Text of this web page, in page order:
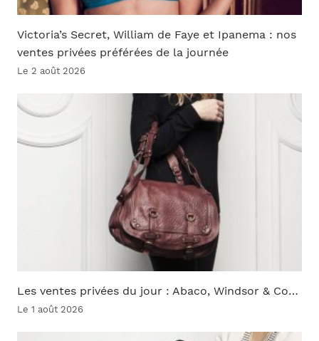
Victoria’s Secret, William de Faye et Ipanema : nos
ventes privées préférées de la journée
Le 2 août 2026
Les ventes privées du jour : Abaco, Windsor & Co…
Le 1 août 2026